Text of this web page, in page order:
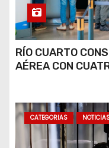
RÍO CUARTO
AÉREA CON
CATEGORIAS